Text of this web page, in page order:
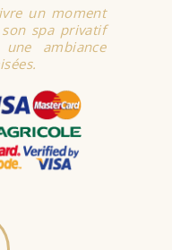
un moment
spa privatif
ambiance